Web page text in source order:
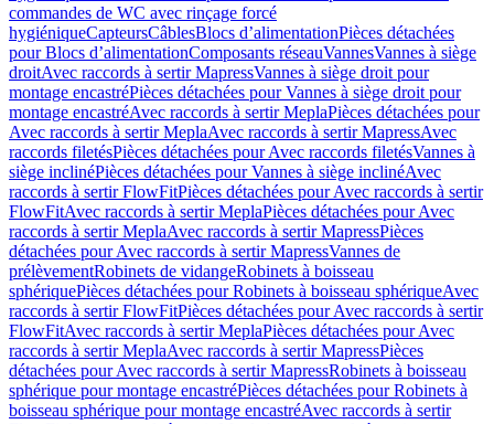
commandes de WC avec rinçage forcé
hygiéniqueCapteursCâblesBlocs d’alimentationPièces détachées
pour Blocs d’alimentationComposants réseauVannesVannes à siège
droitAvec raccords à sertir MapressVannes à siège droit pour
montage encastréPièces détachées pour Vannes à siège droit pour
montage encastréAvec raccords à sertir MeplaPièces détachées pour
Avec raccords à sertir MeplaAvec raccords à sertir MapressAvec
raccords filetésPièces détachées pour Avec raccords filetésVannes à
siège inclinéPièces détachées pour Vannes à siège inclinéAvec
raccords à sertir FlowFitPièces détachées pour Avec raccords à sertir
FlowFitAvec raccords à sertir MeplaPièces détachées pour Avec
raccords à sertir MeplaAvec raccords à sertir MapressPièces
détachées pour Avec raccords à sertir MapressVannes de
prélèvementRobinets de vidangeRobinets à boisseau
sphériquePièces détachées pour Robinets à boisseau sphériqueAvec
raccords à sertir FlowFitPièces détachées pour Avec raccords à sertir
FlowFitAvec raccords à sertir MeplaPièces détachées pour Avec
raccords à sertir MeplaAvec raccords à sertir MapressPièces
détachées pour Avec raccords à sertir MapressRobinets à boisseau
sphérique pour montage encastréPièces détachées pour Robinets à
boisseau sphérique pour montage encastréAvec raccords à sertir